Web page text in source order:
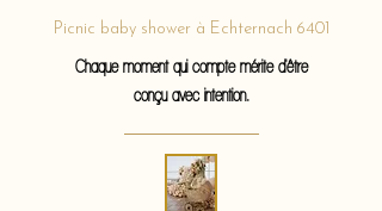
Picnic baby shower à Echternach 6401
Chaque moment qui compte mérite d'être
conçu avec intention.